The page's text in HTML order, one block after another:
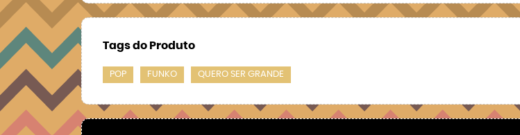
Tags do Produto
POP FUNKO QUERO SER GRANDE